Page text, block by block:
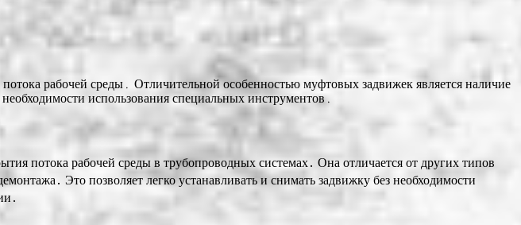
рабочей среды․ Отличительной особенностью муфтовых задвижек является наличие
использования специальных инструментов․
потока рабочей среды в трубопроводных системах․ Она отличается от других типов
Это позволяет легко устанавливать и снимать задвижку без необходимости